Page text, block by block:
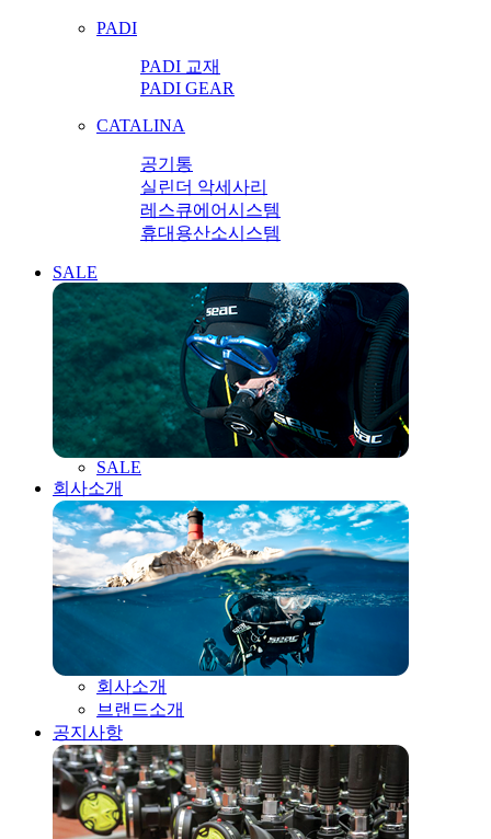
PADI
PADI 교재
PADI GEAR
CATALINA
공기통
실린더 악세사리
레스큐에어시스템
휴대용산소시스템
SALE
SALE
회사소개
회사소개
브랜드소개
공지사항